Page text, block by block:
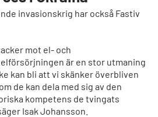
invasionskrig har också Fastiv
mot el- och
är en stor utmaning
kan bli att vi skänker överbliven
de kan dela med sig av den
kompetens de tvingats
Isak Johansson.